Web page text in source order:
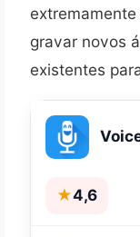
gravar novos
existentes
★4,6